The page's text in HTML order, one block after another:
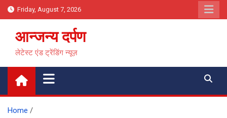
Skip
to
content
Friday, August 7, 2026
आन्जन्य दर्पण
लेटेस्ट एंड ट्रेंडिंग न्यूज़
Home